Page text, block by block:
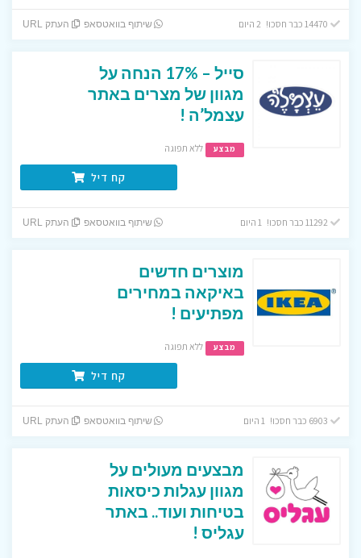
שיתוף בוואטסאפ העתק URL
סייל – 17% הנחה על
מגוון של מצרים באתר
עצמל’ה !
מבצע ללא תפוגה
קח דיל
שיתוף בוואטסאפ העתק URL
מוצרים חדשים
באיקאה במחירים
מפתיעים !
מבצע ללא תפוגה
קח דיל
שיתוף בוואטסאפ העתק URL
מבצעים מעולים על
מגוון עגלות כיסאות
בטיחות ועוד.. באתר
עגליס !